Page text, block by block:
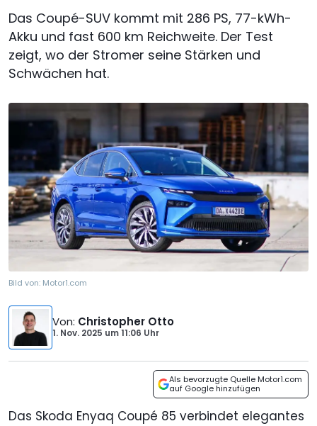
Das Coupé-SUV kommt mit 286 PS, 77-kWh-
Akku und fast 600 km Reichweite. Der Test
zeigt, wo der Stromer seine Stärken und
Schwächen hat.
Bild von: Motor1.com
Von: Christopher Otto
1. Nov. 2025 um11:06 Uhr
Als bevorzugte Quelle Motor1.com
auf Google hinzufügen
Das Skoda Enyaq Coupé 85 verbindet elegantes